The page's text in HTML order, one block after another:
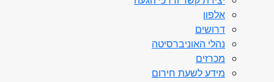
אלפון
דרושים
נהלי האוניברסיטה
מכרזים
מידע לשעת חירום